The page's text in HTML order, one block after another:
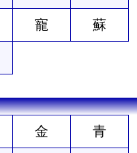
寵 蘇
金 青